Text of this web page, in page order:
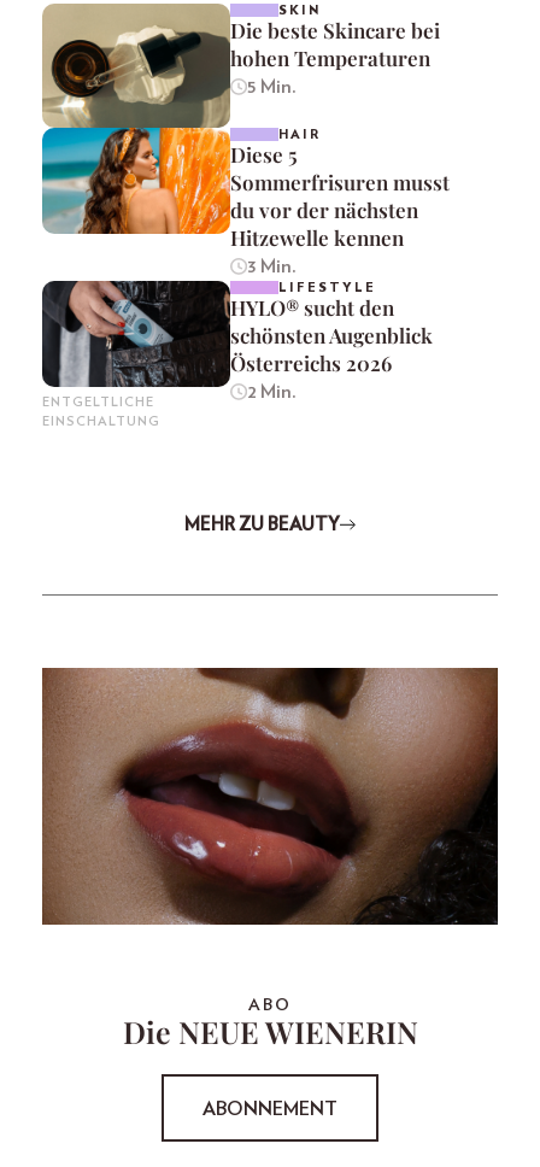
SKIN
Die beste Skincare bei
hohen Temperaturen
5 Min.
HAIR
Diese 5
Sommerfrisuren musst
du vor der nächsten
Hitzewelle kennen
3 Min.
ENTGELTLICHE
EINSCHALTUNG
LIFESTYLE
HYLO® sucht den
schönsten Augenblick
Österreichs 2026
2 Min.
MEHR ZU BEAUTY
ABO
Die NEUE WIENERIN
ABONNEMENT